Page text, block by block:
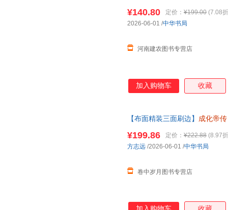
¥140.80 定价： ¥199.00 (7.08
河南建农图书专营店
2026-06-01 /中华书局
加入购物车 收藏
【布面精装三面刷边】 成化帝传
¥199.86 定价： ¥222.88 (8.97
卷中岁月图书专营店
方志远 /2026-06-01 /中华书局